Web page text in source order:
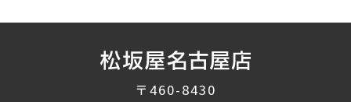
〒460-8430